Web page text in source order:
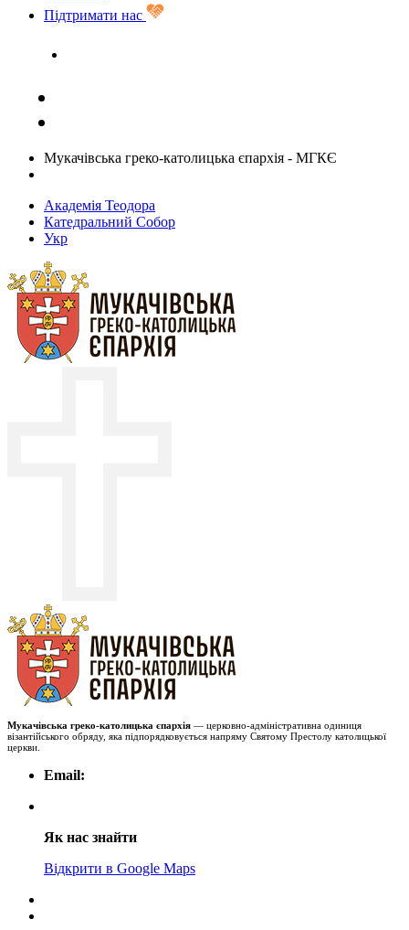
Підтримати нас
Мукачівська греко-католицька єпархія - МГКЄ
Академія Теодора
Катедральний Собор
Укр
Мукачівська греко-католицька єпархія — церковно-адміністративна одиниця
візантійського обряду, яка підпорядковується напряму Святому Престолу католицької
церкви.
Email:
Як нас знайти
Відкрити в Google Maps